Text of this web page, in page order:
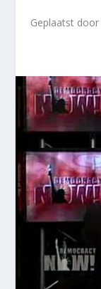
Geplaatst door